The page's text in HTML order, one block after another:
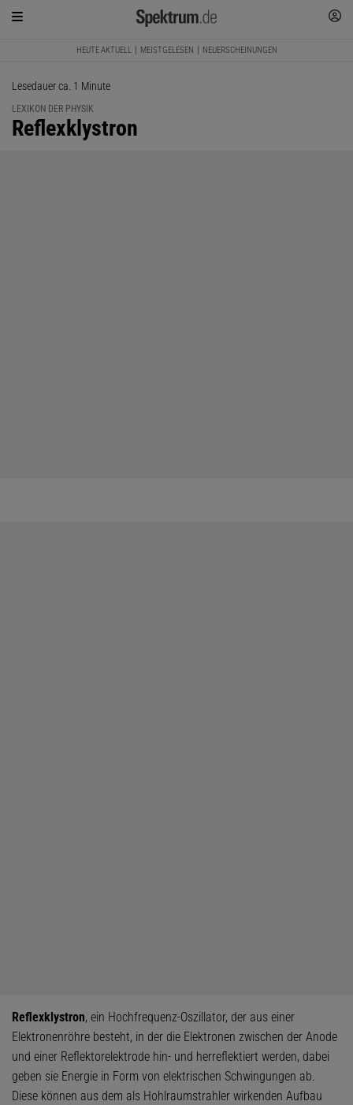
HEUTE AKTUELL MEISTGELESEN NEUERSCHEINUNGEN
Lesedauer ca. 1 Minute
LEXIKON DER PHYSIK
:
Reflexklystron
Reflexklystron, ein Hochfrequenz-Oszillator, der aus einer
Elektronenröhre besteht, in der die Elektronen zwischen der Anode
und einer Reflektorelektrode hin- und herreflektiert werden, dabei
geben sie Energie in Form von elektrischen Schwingungen ab.
Diese können aus dem als Hohlraumstrahler wirkenden Aufbau